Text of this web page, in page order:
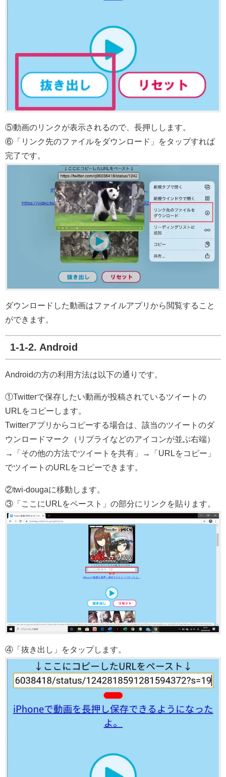
⑤動画のリンクが表示されるので、長押しします。
⑥「リンク先のファイルをダウンロード」をタップすれば
完了です。
ダウンロードした動画はファイルアプリから閲覧すること
ができます。
1-1-2. Android
Androidの方の利用方法は以下の通りです。
①Twitterで保存したい動画が投稿されているツイートの
URLをコピーします。
Twitterアプリからコピーする場合は、該当のツイートのダ
ウンロードマーク（リプライなどのアイコンが並ぶ右端）
→「その他の方法でツイートを共有」→「URLをコピー」
でツイートのURLをコピーできます。
②twi-dougaに移動します。
③「ここにURLをペースト」の部分にリンクを貼ります。
④「抜き出し」をタップします。